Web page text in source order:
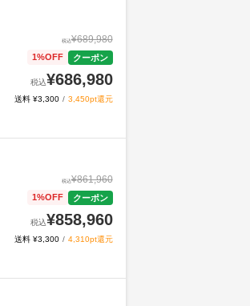
税込¥689,980
1%OFF クーポン
税込¥686,980
送料 ¥3,300 / 3,450pt還元
税込¥861,960
1%OFF クーポン
税込¥858,960
送料 ¥3,300 / 4,310pt還元